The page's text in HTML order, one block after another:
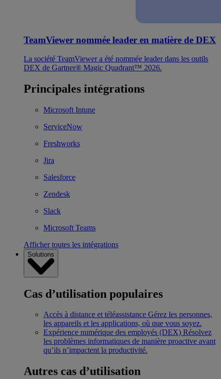
TeamViewer nommée leader en matière de DEX
La société TeamViewer a été nommée leader dans les outils
DEX de Gartner® Magic Quadrant™ 2026.
Principales intégrations
Microsoft Intune
ServiceNow
Freshworks
Jira
Salesforce
Zendesk
Slack
Microsoft Teams
Afficher toutes les intégrations
Solutions
Cas d’utilisation populaires
Accès à distance et téléassistance Gérez les personnes,
les appareils et les applications, où que vous soyez.
Expérience numérique des employés (DEX) Résolvez
les problèmes informatiques de manière proactive avant
qu’ils n’impactent la productivité.
Autres cas d’utilisation